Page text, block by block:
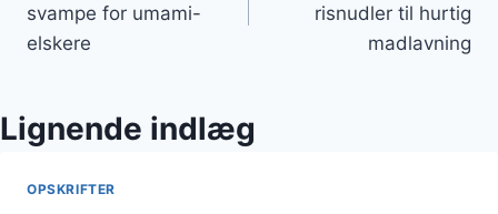
svampe for umami-
elskere
risnudler til hurtig
madlavning
Lignende indlæg
OPSKRIFTER